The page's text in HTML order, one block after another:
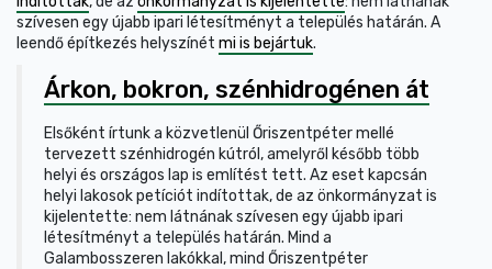
szívesen egy újabb ipari létesítményt a település határán. A
leendő építkezés helyszínét mi is bejártuk.
Árkon, bokron, szénhidrogénen át
Elsőként írtunk a közvetlenül Őriszentpéter mellé
tervezett szénhidrogén kútról, amelyről később több
helyi és országos lap is említést tett. Az eset kapcsán
helyi lakosok petíciót indítottak, de az önkormányzat is
kijelentette: nem látnának szívesen egy újabb ipari
létesítményt a település határán. Mind a
Galambosszeren lakókkal, mind Őriszentpéter